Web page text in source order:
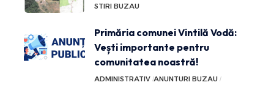
STIRI BUZAU
Primăria comunei Vintilă Vodă:
Vești importante pentru
comunitatea noastră!
ADMINISTRATIV ANUNTURI BUZAU